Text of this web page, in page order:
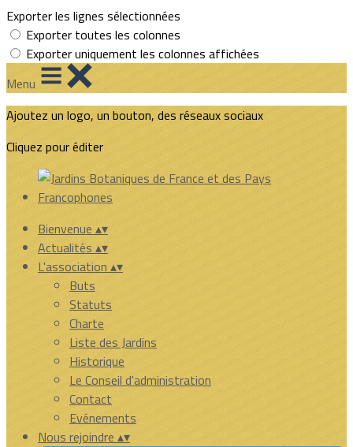
Exporter les lignes sélectionnées
Exporter toutes les colonnes
Exporter uniquement les colonnes affichées
Menu
Ajoutez un logo, un bouton, des réseaux sociaux
Cliquez pour éditer
Bienvenue ▴▾
Actualités ▴▾
L'association ▴▾
Buts
Statuts
Charte
Liste des Jardins
Historique
Le Conseil d'administration
Contact
Evénements
Nous rejoindre ▴▾